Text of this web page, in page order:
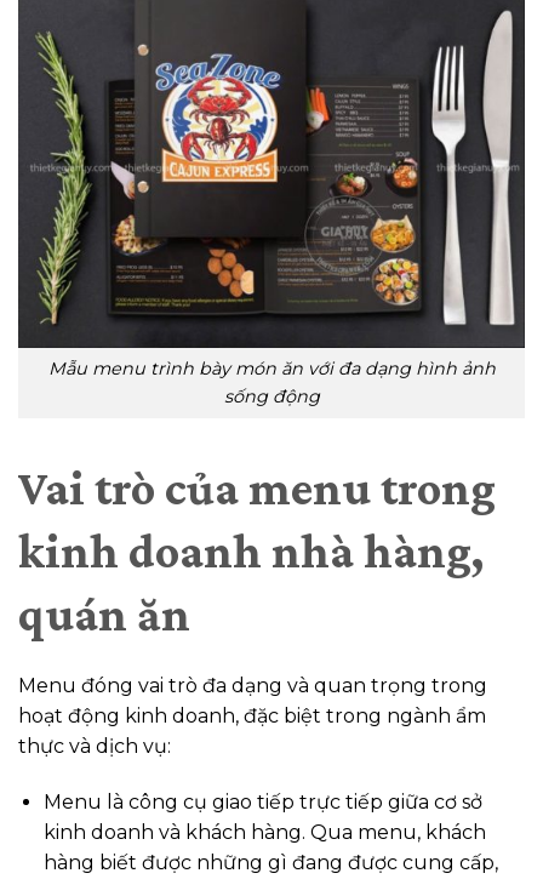
Mẫu menu trình bày món ăn với đa dạng hình ảnh
sống động
Vai trò của menu trong
kinh doanh nhà hàng,
quán ăn
Menu đóng vai trò đa dạng và quan trọng trong
hoạt động kinh doanh, đặc biệt trong ngành ẩm
thực và dịch vụ:
Menu là công cụ giao tiếp trực tiếp giữa cơ sở
kinh doanh và khách hàng. Qua menu, khách
hàng biết được những gì đang được cung cấp,